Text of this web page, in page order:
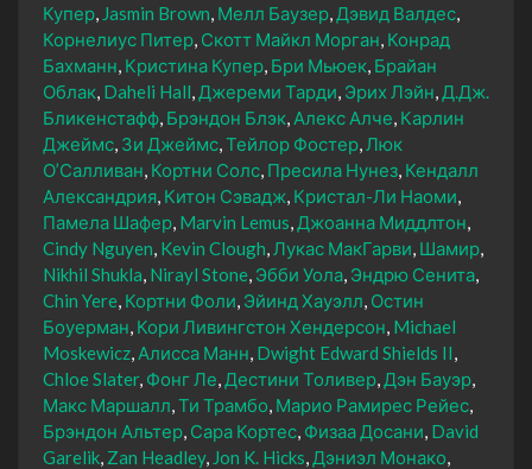
Купер Jasmin Brown Мелл Баузер Дэвид Валдес
Корнелиус Питер Скотт Майкл Морган Конрад
Бахманн Кристина Купер Бри Мьюек Брайан
Облак Daheli Hall Джереми Тарди Эрих Лэйн Д.Дж.
Бликенстафф Брэндон Блэк Алекс Алче Карлин
Джеймс Зи Джеймс Тейлор Фостер Люк
О’Салливан Кортни Солс Пресила Нунез Кендалл
Александрия Китон Сэвадж Кристал-Ли Наоми
Памела Шафер Marvin Lemus Джоанна Миддлтон
Cindy Nguyen Kevin Clough Лукас МакГарви Шамир
Nikhil Shukla Nirayl Stone Эбби Уола Эндрю Сенита
Chin Yere Кортни Фоли Эйинд Хауэлл Остин
Боуерман Кори Ливингстон Хендерсон Michael
Moskewicz Алисса Манн Dwight Edward Shields II
Chloe Slater Фонг Ле Дестини Толивер Дэн Бауэр
Макс Маршалл Ти Трамбо Марио Рамирес Рейес
Брэндон Альтер Сара Кортес Физаа Досани David
Garelik Zan Headley Jon K. Hicks Дэниэл Монако